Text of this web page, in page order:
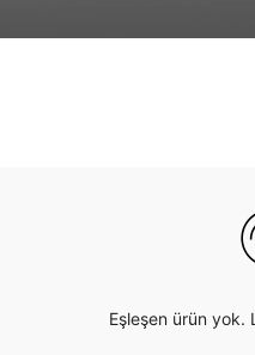
Eşleşen ürün